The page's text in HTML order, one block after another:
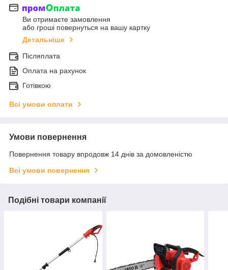
Ви отримаєте замовлення
або гроші повернуться на вашу картку
Детальніше
Післяплата
Оплата на рахунок
Готівкою
Всі умови оплати
Умови повернення
Повернення товару впродовж 14 днів за домовленістю
Всі умови повернення
Подібні товари компанії